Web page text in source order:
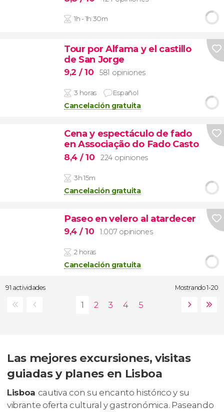
1h - 1h 30m
Tour por Alfama y el castillo
de San Jorge
9,2 / 10 581 opiniones
3 horas Español
Cancelación gratuita
Cena y espectáculo de fado
en Associação do Fado Casto
8,4 / 10 224 opiniones
3h 15m
Cancelación gratuita
Paseo en velero al atardecer
9,4 / 10 1.007 opiniones
2 horas
Cancelación gratuita
91 actividades Mostrando 1-20
Las mejores excursiones, visitas
guiadas y planes en Lisboa
Lisboa cautiva con su encanto histórico y su
vibrante oferta cultural y gastronómica. Paseando